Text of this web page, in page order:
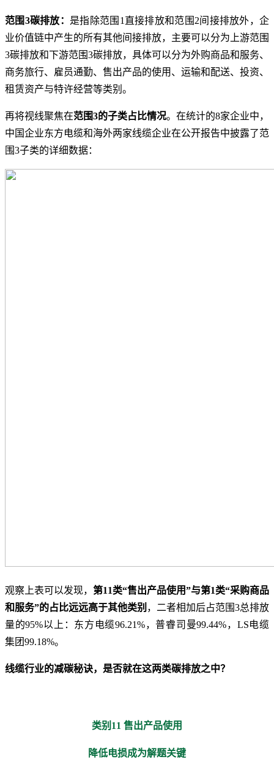
范围3碳排放： 是指除范围1直接排放和范围2间接排放外，企
业价值链中产生的所有其他间接排放，主要可以分为上游范围
3碳排放和下游范围3碳排放，具体可以分为外购商品和服务、
商务旅行、雇员通勤、售出产品的使用、运输和配送、投资、
租赁资产与特许经营等类别。
再将视线聚焦在范围3的子类占比情况。在统计的8家企业中，
中国企业东方电缆和海外两家线缆企业在公开报告中披露了范
围3子类的详细数据：
观察上表可以发现， 第11类“售出产品使用”与第1类“采购商品
和服务”的占比远远高于其他类别 ，二者相加后占范围3总排放
量的95%以上：东方电缆96.21%，普睿司曼99.44%，LS电缆
集团99.18%。
线缆行业的减碳秘诀，是否就在这两类碳排放之中？
类别11 售出产品使用
降低电损成为解题关键